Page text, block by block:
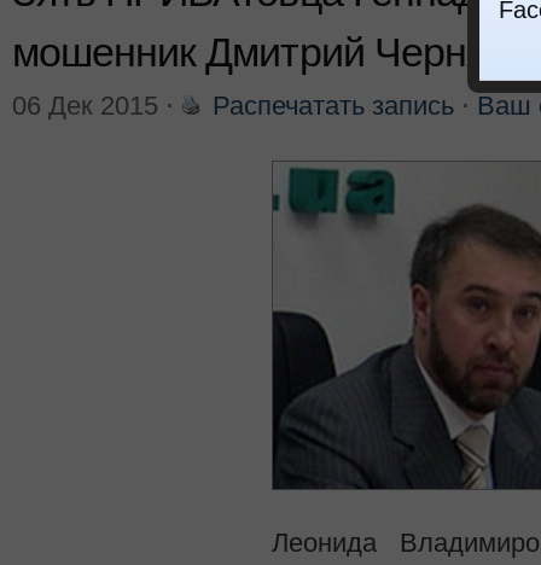
мошенник Дмитрий
06 Дек 2015 ⋅ Распечатать запись ⋅ Ваш
Леонида